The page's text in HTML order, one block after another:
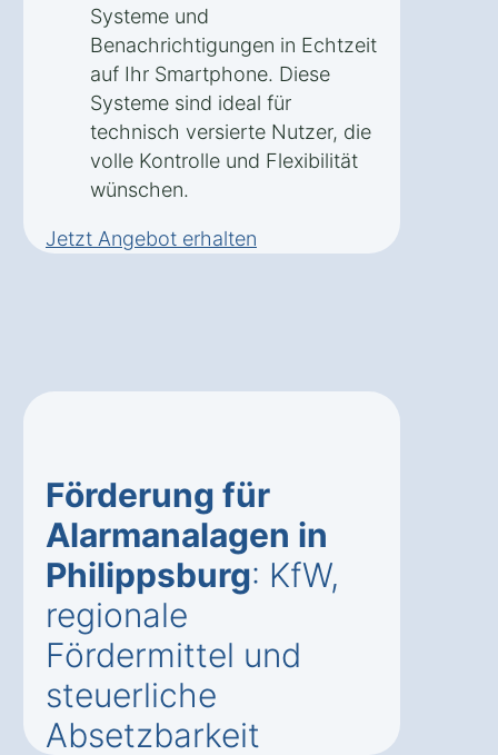
Systeme und
Benachrichtigungen in Echtzeit
auf Ihr Smartphone. Diese
Systeme sind ideal für
technisch versierte Nutzer, die
volle Kontrolle und Flexibilität
wünschen.
Jetzt Angebot erhalten
Förderung für
Alarmanalagen in
Philippsburg: KfW,
regionale
Fördermittel und
steuerliche
Absetzbarkeit